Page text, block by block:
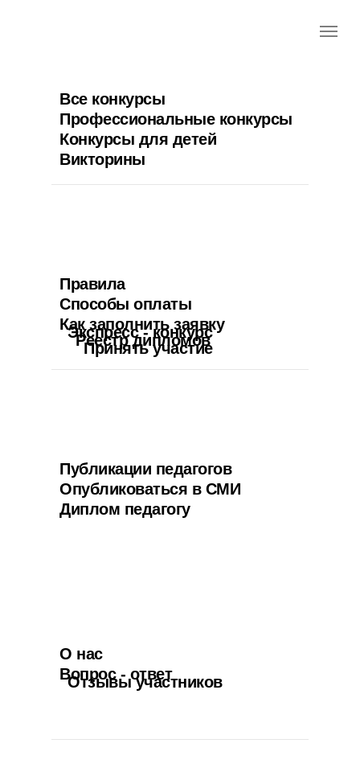
Все конкурсы
Профессиональные конкурсы
Конкурсы для детей
Викторины
Правила
Способы оплаты
Как заполнить заявку
Экспресс - конкурс
Реестр дипломов
Принять участие
Публикации педагогов
Опубликоваться в СМИ
Диплом педагогу
О нас
Вопрос - ответ
Отзывы участников